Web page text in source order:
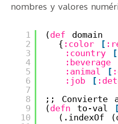
nombres y valores
1
2
3
4
5
6
7
8
9
10
(def
domain
{ :color [
:country
[
:beverage
:animal
[
:job
[
;; Convierte
(defn to-val [
(.indexOf